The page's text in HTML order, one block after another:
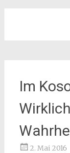
Im
2. Mai 2016